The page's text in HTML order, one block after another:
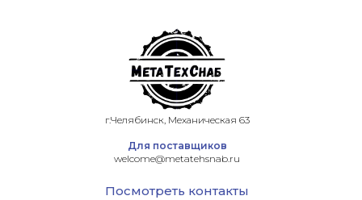
г.Челябинск, Механическая 63
Для поставщиков
welcome@metatehsnab.ru
Посмотреть контакты